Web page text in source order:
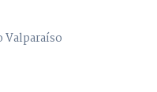
Valparaíso